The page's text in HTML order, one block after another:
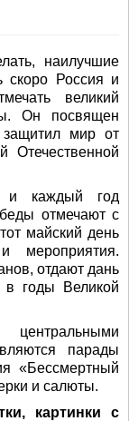
наилучшие
скоро Россия и
великий
Он посвящен
защитил мир от
и каждый год
отмечают с
майский день
мероприятия.
отдают дань
годы Великой
парады
«Бессмертный
и салюты.
картинки с